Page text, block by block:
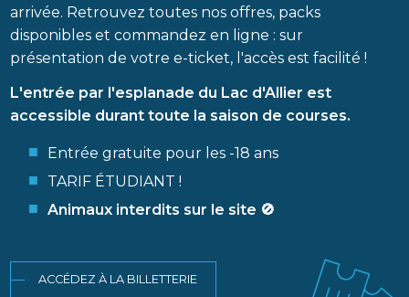
arrivée. Retrouvez toutes nos offres, packs
disponibles et commandez en ligne : sur
présentation de votre e-ticket, l'accès est facilité !
L'entrée par l'esplanade du Lac d'Allier est
accessible durant toute la saison de courses.
Entrée gratuite pour les -18 ans
TARIF ÉTUDIANT !
Animaux interdits sur le site 🚫
ACCÉDEZ À LA BILLETTERIE